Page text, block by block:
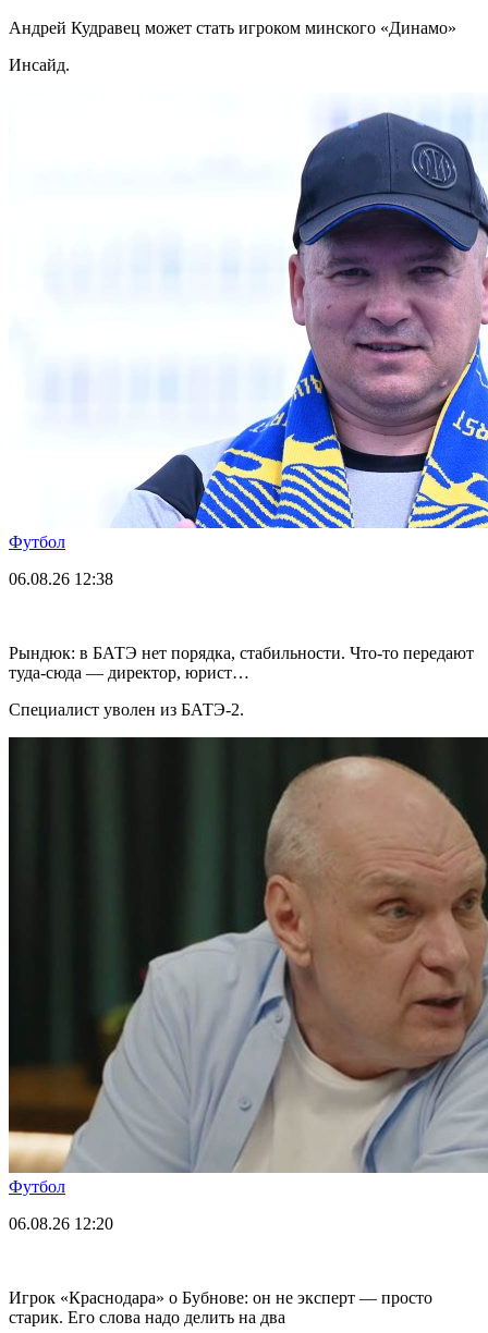
Андрей Кудравец может стать игроком минского «Динамо»
Инсайд.
Футбол
06.08.26 12:38
Рындюк: в БАТЭ нет порядка, стабильности. Что-то передают
туда-сюда — директор, юрист…
Специалист уволен из БАТЭ-2.
Футбол
06.08.26 12:20
Игрок «Краснодара» о Бубнове: он не эксперт — просто
старик. Его слова надо делить на два